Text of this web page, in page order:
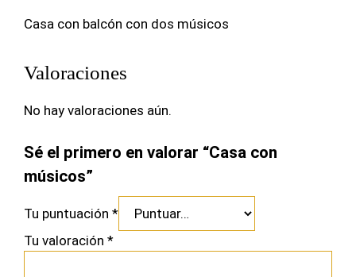
Casa con balcón con dos músicos
Valoraciones
No hay valoraciones aún.
Sé el primero en valorar “Casa con
músicos”
Tu puntuación *
Tu valoración *